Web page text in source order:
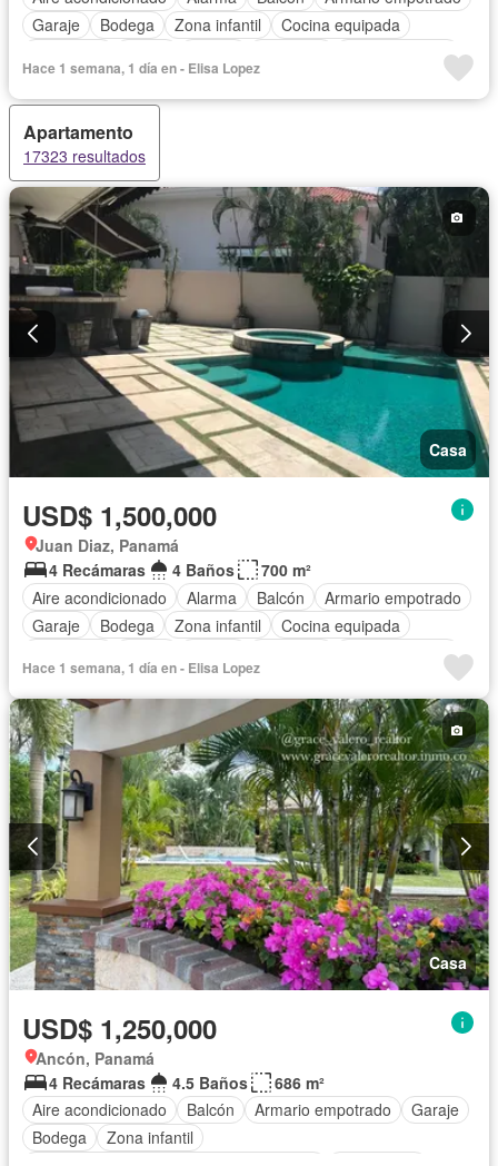
Garaje
Bodega Zona infantil
Cocina equipada
Cocina integral
Jacuzzi
Ascensor Gas natural
Sauna
Seguridad Cuarto de servicio
Piscina
Cancha de tenis
Hace 1 semana, 1 día en - Elisa Lopez
Apartamento
17323 resultados
Casa
USD$ 1,500,000
Juan Diaz, Panamá
4 Recámaras
4 Baños
700 m²
Aire acondicionado
Alarma Balcón
Armario empotrado
Garaje
Bodega Zona infantil
Cocina equipada
Cocina integral
Jacuzzi
Ascensor Gas natural
Sauna
Seguridad Cuarto de servicio
Piscina
Cancha de tenis
Patio
Hace 1 semana, 1 día en - Elisa Lopez
Casa
USD$ 1,250,000
Ancón, Panamá
4 Recámaras
4.5 Baños
686 m²
Aire acondicionado
Balcón Armario empotrado
Garaje
Bodega
Zona infantil